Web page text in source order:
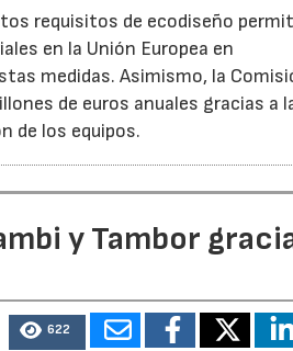
requisitos de ecodiseño
en la Unión Europea en
medidas. Asimismo, la
de euros anuales gracias a
de los equipos.
y Tambor
622